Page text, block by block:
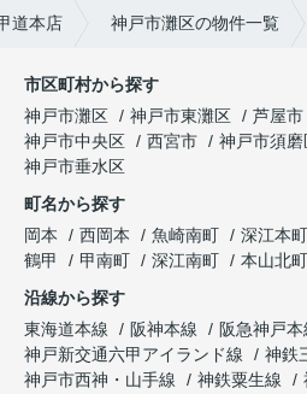
道本店 神戸市灘区の物件一覧
市区町村から探す
神戸市灘区
神戸市東灘区 芦屋市
神戸市中央区
西宮市 神戸市須磨
神戸市垂水区
町名から探す
岡本
西岡本 魚崎南町 深江本町
鶴甲
甲南町 深江南町
本山北町
沿線から探す
東海道本線
阪神本線
阪急神戸本
神戸新交通六甲アイランド線
神鉄
神戸市西神・山手線
神鉄粟生線